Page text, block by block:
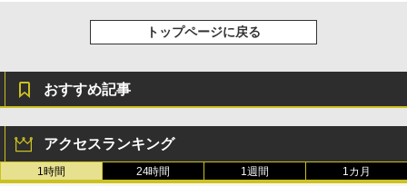
CFD販売 デスクトップPC用メモリ グラ
フェン 銅箔 ヒートシンク DDR5-5600 3
￥96,800
トップページに戻る
おすすめ記事
アクセスランキング
1時間 24時間 1週間 1カ月